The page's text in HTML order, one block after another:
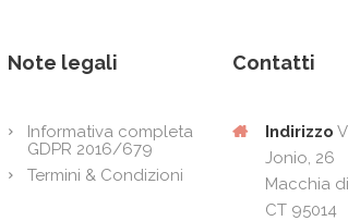
Note legali
Informativa completa
GDPR 2016/679
Termini & Condizioni
Contatti
Indirizzo
Jonio, 26
Macchia
CT 95014